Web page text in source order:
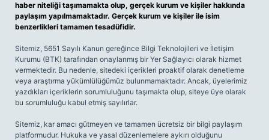
haber niteliği taşımamakta olup, gerçek kurum ve kişiler hakkında
paylaşım yapılmamaktadır. Gerçek kurum ve kişiler ile isim
benzerlikleri tamamen tesadüfidir.
Sitemiz, 5651 Sayılı Kanun gereğince Bilgi Teknolojileri ve İletişim
Kurumu (BTK) tarafından onaylanmış bir Yer Sağlayıcı olarak hizmet
vermektedir. Bu nedenle, sitedeki içerikleri proaktif olarak denetleme
veya araştırma yükümlülüğümüz bulunmamaktadır. Ancak, üyelerimiz
yazdıkları içeriklerin sorumluluğunu taşımakta olup, siteye üye olarak
bu sorumluluğu kabul etmiş sayılırlar.
Sitemiz, kar amacı gütmeyen ve tamamen ücretsiz bir bilgi paylaşım
platformudur. Hukuka ve yasal düzenlemelere aykırı olduğunu